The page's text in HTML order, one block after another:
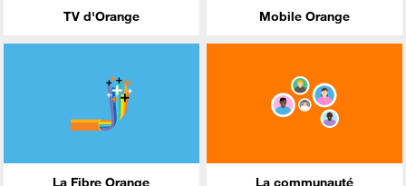
TV d'Orange Mobile Orange
La Fibre Orange La communauté